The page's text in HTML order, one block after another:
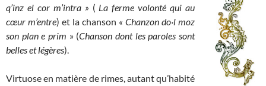
q’inz el cor m’intra » ( La ferme volonté qui au
cœur m’entre) et la chanson « Chanzon do·l moz
son plan e prim » (Chanson dont les paroles sont
belles et légères).
Virtuose en matière de rimes, autant qu’habité